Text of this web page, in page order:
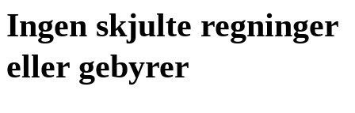
Ingen skjulte regninger
eller gebyrer